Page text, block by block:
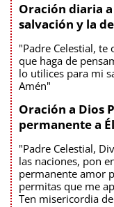
Oración diaria
salvación y la
"Padre Celestial, te
que haga de
lo utilices para mi
Amén"
Oración a Dios
permanente a
"Padre Celestial,
las naciones, pon
permanente amor
permitas que me
Ten misericordia